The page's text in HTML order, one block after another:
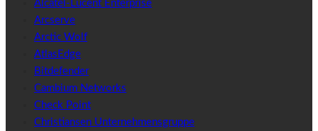
Alcatel-Lucent Enterprise
Arcserve
Arctic Wolf
AtlasEdge
Bitdefender
Cambium Networks
Check Point
Christiansen Unternehmensgruppe